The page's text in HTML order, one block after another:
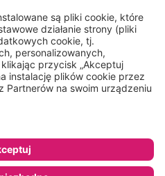
limango.nl